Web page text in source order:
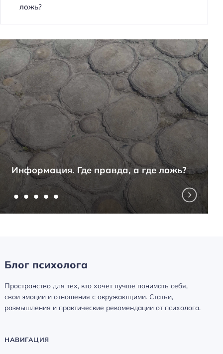
ложь?
Информация. Где правда, а где ложь?
Блог психолога
Пространство для тех, кто хочет лучше понимать себя,
свои эмоции и отношения с окружающими. Статьи,
размышления и практические рекомендации от психолога.
НАВИГАЦИЯ